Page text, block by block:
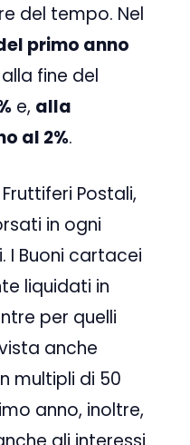
del tempo. Nel
primo anno
fine del
e, alla
al 2%.
Postali,
in ogni
I Buoni cartacei
liquidati in
per quelli
anche
multipli di 50
anno, inoltre,